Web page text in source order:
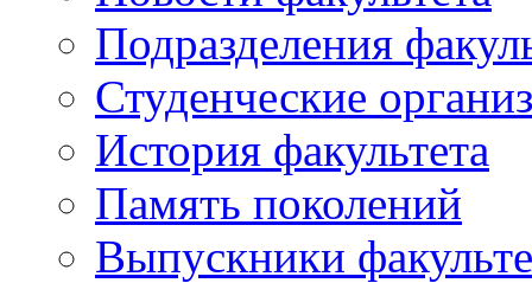
Подразделения
Студенческие
История факультета
Память поколений
Выпускники